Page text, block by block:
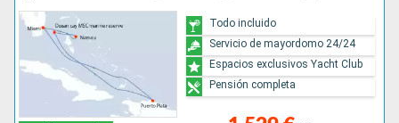
Todo incluido
Servicio de mayordomo 24/24
Espacios exclusivos Yacht Club
Pensión completa